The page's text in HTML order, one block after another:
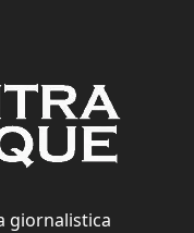
giornalistica